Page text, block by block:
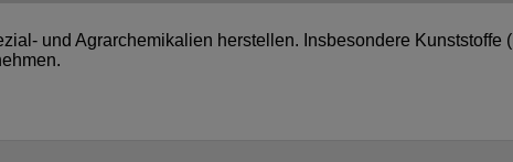
und Agrarchemikalien herstellen. Insbesondere Kunststoffe